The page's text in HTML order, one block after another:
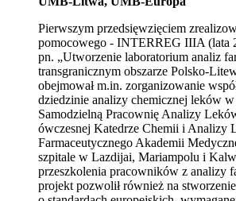
Pierwszym przedsięwzięciem
pomocowego - INTERREG IIIA (lata
pn. „Utworzenie laboratorium analiz
transgranicznym obszarze Polsko-
obejmował m.in. zorganizowanie
dziedzinie analizy chemicznej leków
Samodzielną Pracownię Analizy
ówczesnej Katedrze Chemii i Analizy
Farmaceutycznego Akademii
szpitale w Lazdijai, Mariampolu i
przeszkolenia pracowników z analizy
projekt pozwolił również na